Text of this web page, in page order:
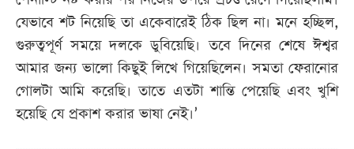
যেভাবে শট নিয়েছি তা একেবারেই ঠিক ছিল না। মনে হচ্ছিল,
গুরুত্বপূর্ণ সময়ে দলকে ডুবিয়েছি। তবে দিনের শেষে ঈশ্বর
আমার জন্য ভালো কিছুই লিখে গিয়েছিলেন। সমতা ফেরানোর
গোলটা আমি করেছি। তাতে এতটা শান্তি পেয়েছি এবং খুশি
হয়েছি যে প্রকাশ করার ভাষা নেই।’